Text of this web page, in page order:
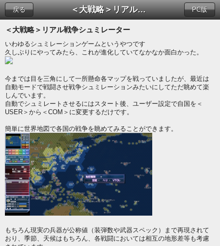
＜大戦略＞リアル戦争シュミレーター
戻る PC版
＜大戦略＞リアル戦争シュミレーター
いわゆるシュミレーションゲームというやつです
久しぶりにやってみたら、これが進化していてなかなか面白かった。
今までは目を三角にして一所懸命各マップを戦っていましたが、最近は
自動モードで戦闘させ戦争シュミレーションみたいにしてただ眺めて楽
しんでいます。
自動でシュミレートさせるにはスタート後、ユーザー設定で自国を＜
USER＞から＜COM＞に変更するだけです。
簡単に世界地図で各国の戦争を眺めてみることができます。
もちろん現実の兵器が公称値（装弾数や武器スペック）まで再現されて
おり、季節、天候はもちろん、各戦闘においては相互の地形差等も考慮